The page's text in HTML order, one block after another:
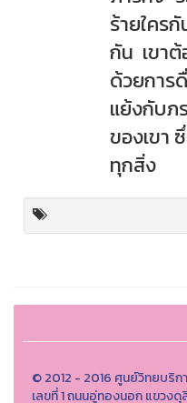
ร้ายใคร
กัน เขา
ด้วยการ
แย้งกับภ
ของเขา
ทุกสิ่ง
© 2012 - 2016 ศูนย์วิทยบริ
เลขที่ 1 ถนนอู่ทองนอก แขวง